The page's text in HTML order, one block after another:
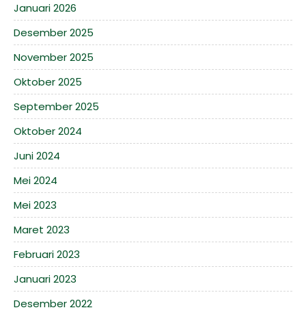
Januari 2026
Desember 2025
November 2025
Oktober 2025
September 2025
Oktober 2024
Juni 2024
Mei 2024
Mei 2023
Maret 2023
Februari 2023
Januari 2023
Desember 2022